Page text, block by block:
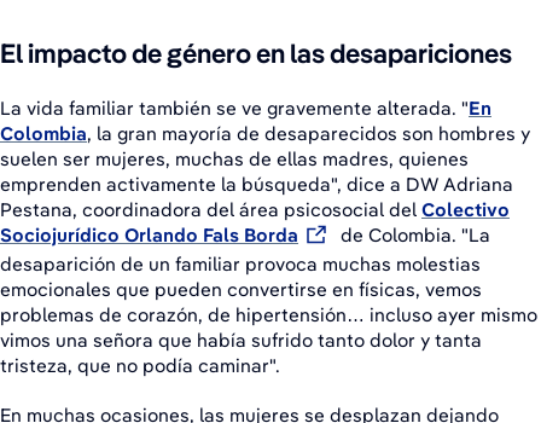
El impacto de género en las desapariciones
La vida familiar también se ve gravemente alterada. "En
Colombia, la gran mayoría de desaparecidos son hombres y
suelen ser mujeres, muchas de ellas madres, quienes
emprenden activamente la búsqueda", dice a DW Adriana
Pestana, coordinadora del área psicosocial del Colectivo
Sociojurídico Orlando Fals Borda
de Colombia. "La
desaparición de un familiar provoca muchas molestias
emocionales que pueden convertirse en físicas, vemos
problemas de corazón, de hipertensión… incluso ayer mismo
vimos una señora que había sufrido tanto dolor y tanta
tristeza, que no podía caminar".
En muchas ocasiones, las mujeres se desplazan dejando